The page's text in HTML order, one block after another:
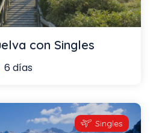
con Singles
6 días
Singles